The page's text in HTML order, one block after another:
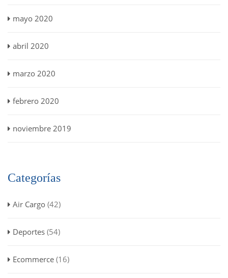
mayo 2020
abril 2020
marzo 2020
febrero 2020
noviembre 2019
Categorías
Air Cargo (42)
Deportes (54)
Ecommerce (16)